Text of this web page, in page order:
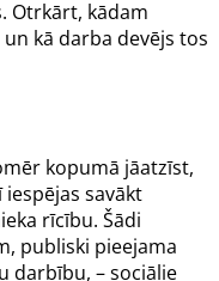
Otrkārt, kādam
kā darba devējs tos
kopumā jāatzīst,
savākt
rīcību. Šādi
publiski pieejama
darbību, – sociālie